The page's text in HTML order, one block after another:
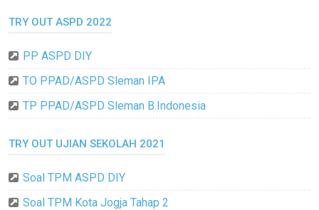
TRY OUT ASPD 2022
PP ASPD DIY
TO PPAD/ASPD Sleman IPA
TP PPAD/ASPD Sleman B.Indonesia
TRY OUT UJIAN SEKOLAH 2021
Soal TPM ASPD DIY
Soal TPM Kota Jogja Tahap 2